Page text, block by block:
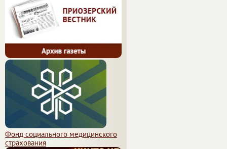
Фонд социального медицинского
страхования